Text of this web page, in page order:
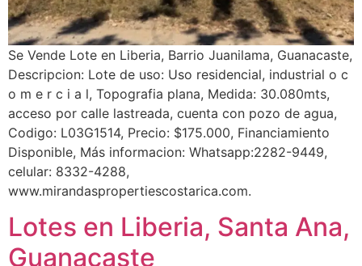
Se Vende Lote en Liberia, Barrio Juanilama, Guanacaste,
Descripcion: Lote de uso: Uso residencial, industrial o c
o m e r c i a l, Topografia plana, Medida: 30.080mts,
acceso por calle lastreada, cuenta con pozo de agua,
Codigo: L03G1514, Precio: $175.000, Financiamiento
Disponible, Más informacion: Whatsapp:2282-9449,
celular: 8332-4288,
www.mirandaspropertiescostarica.com.
Lotes en Liberia, Santa Ana,
Guanacaste